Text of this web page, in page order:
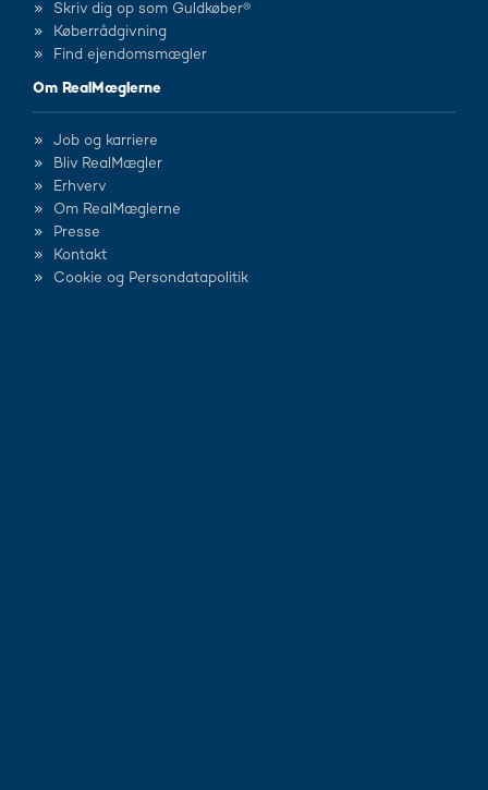
Skriv dig op som Guldkøber®
Køberrådgivning
Find ejendomsmægler
Om RealMæglerne
Job og karriere
Bliv RealMægler
Erhverv
Om RealMæglerne
Presse
Kontakt
Cookie og Persondatapolitik